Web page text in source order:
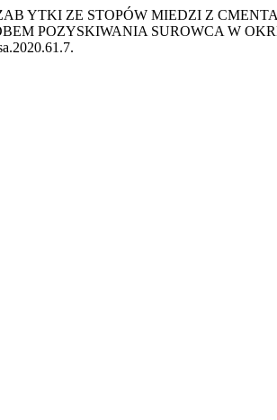
„ZAB YTKI ZE STOPÓW MIEDZI Z
POZYSKIWANIA SUROWCA W